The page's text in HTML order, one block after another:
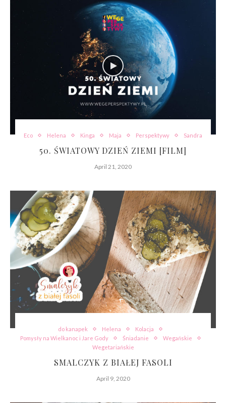
Eco Helena Kinga Maja Perspektywy Sandra
50. ŚWIATOWY DZIEŃ ZIEMI [FILM]
April 21, 2020
do kanapek Helena
Kolacja
Pomysły na Wielkanoc i Jare Gody
Śniadanie
Wegańskie
Wegetariańskie
SMALCZYK Z BIAŁEJ FASOLI
April 9, 2020